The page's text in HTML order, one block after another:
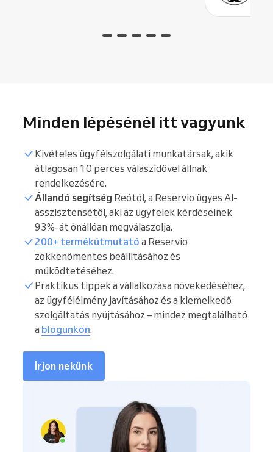
Minden lépésénél itt vagyunk
Kivételes ügyfélszolgálati munkatársak, akik
átlagosan 10 perces válaszidővel állnak
rendelkezésére.
Állandó segítség Reótól, a Reservio ügyes AI-
asszisztensétől, aki az ügyfelek kérdéseinek
93%-át önállóan megválaszolja.
200+ termékútmutató a Reservio
zökkenőmentes beállításához és
működtetéséhez.
Praktikus tippek a vállalkozása növekedéséhez,
az ügyfélélmény javításához és a kiemelkedő
szolgáltatás nyújtásához – mindez megtalálható
a blogunkon.
Írjon nekünk